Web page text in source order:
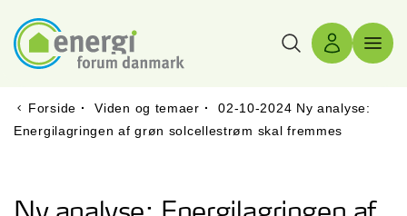
Søg Log ind
Forside · Viden og temaer ·
02-10-2024 Ny analyse:
Energilagringen af grøn solcellestrøm skal fremmes